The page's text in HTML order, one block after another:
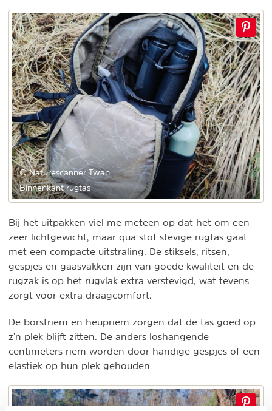
© Naturescanner Twan
Binnenkant rugtas
Bij het uitpakken viel me meteen op dat het om een
zeer lichtgewicht, maar qua stof stevige rugtas gaat
met een compacte uitstraling. De stiksels, ritsen,
gespjes en gaasvakken zijn van goede kwaliteit en de
rugzak is op het rugvlak extra verstevigd, wat tevens
zorgt voor extra draagcomfort.
De borstriem en heupriem zorgen dat de tas goed op
z’n plek blijft zitten. De anders loshangende
centimeters riem worden door handige gespjes of een
elastiek op hun plek gehouden.